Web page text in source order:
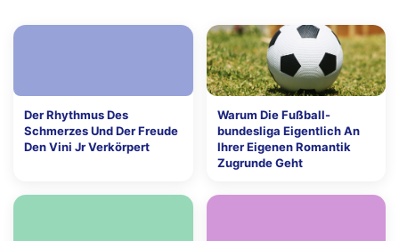
Der Rhythmus Des
Schmerzes Und Der Freude
Den Vini Jr Verkörpert
Warum Die Fußball-
bundesliga Eigentlich An
Ihrer Eigenen Romantik
Zugrunde Geht